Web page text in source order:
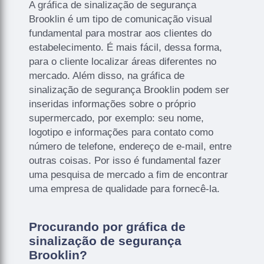
A gráfica de sinalização de segurança
Brooklin é um tipo de comunicação visual
fundamental para mostrar aos clientes do
estabelecimento. É mais fácil, dessa forma,
para o cliente localizar áreas diferentes no
mercado. Além disso, na gráfica de
sinalização de segurança Brooklin podem ser
inseridas informações sobre o próprio
supermercado, por exemplo: seu nome,
logotipo e informações para contato como
número de telefone, endereço de e-mail, entre
outras coisas. Por isso é fundamental fazer
uma pesquisa de mercado a fim de encontrar
uma empresa de qualidade para fornecê-la.
Procurando por gráfica de
sinalização de segurança
Brooklin?